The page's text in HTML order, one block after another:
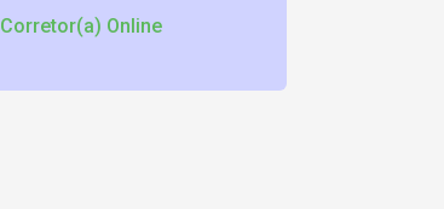
Corretor(a) Online